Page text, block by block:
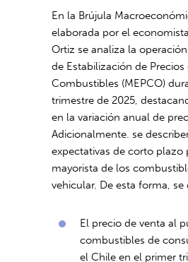
En la Brújula
elaborada por el
Ortiz se analiza la
de Estabilización de Precios
Combustibles (MEPCO)
trimestre de 2025,
en la variación anual de
Adicionalmente. se
expectativas de corto plazo
mayorista de los
vehicular. De esta forma, se
El precio de venta al
combustibles de
el Chile en el primer